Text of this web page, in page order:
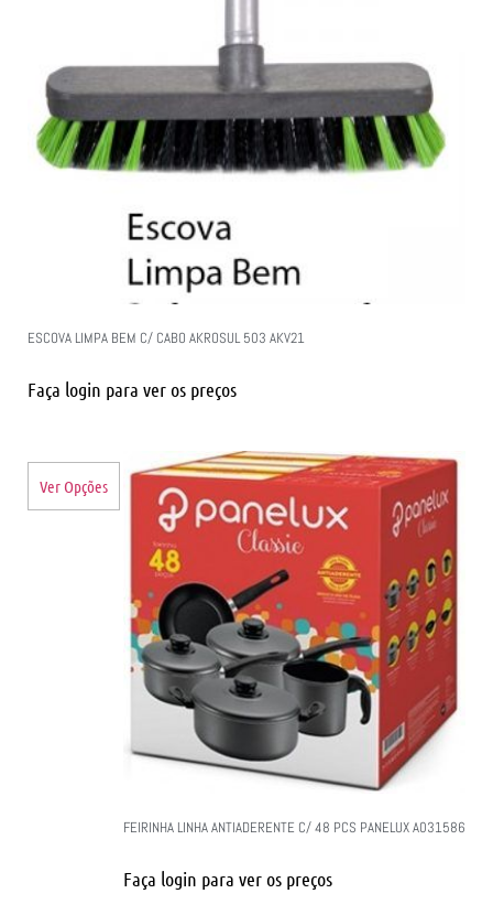
ESCOVA LIMPA BEM C/ CABO AKROSUL 503 AKV21
Faça login para ver os preços
Ver Opções
FEIRINHA LINHA ANTIADERENTE C/ 48 PCS PANELUX A031586
Faça login para ver os preços